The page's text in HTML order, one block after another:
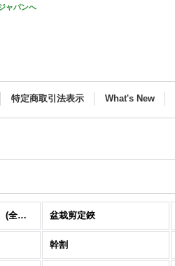
ャパンへ
特定商取引法表示 What's New
喜久和（盆栽道具） (全商品) 盆栽剪定鋏
幹割